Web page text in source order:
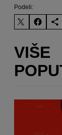
Podeli:
VIŠE